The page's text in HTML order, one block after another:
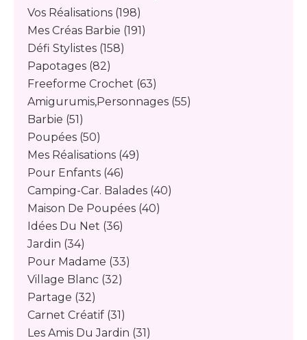
Vos Réalisations (198)
Mes Créas Barbie (191)
Défi Stylistes (158)
Papotages (82)
Freeforme Crochet (63)
Amigurumis,personnages (55)
Barbie (51)
Poupées (50)
Mes Réalisations (49)
Pour Enfants (46)
Camping-Car. Balades (40)
Maison De Poupées (40)
Idées Du Net (36)
Jardin (34)
Pour Madame (33)
Village Blanc (32)
Partage (32)
Carnet Créatif (31)
Les Amis Du Jardin (31)